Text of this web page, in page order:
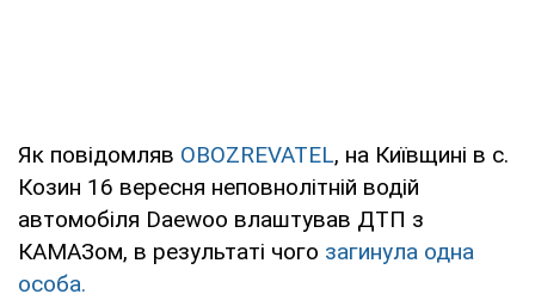
Як повідомляв OBOZREVATEL, на Київщині в с.
Козин 16 вересня неповнолітній водій
автомобіля Daewoo влаштував ДТП з
КАМАЗом, в результаті чого загинула одна
особа.